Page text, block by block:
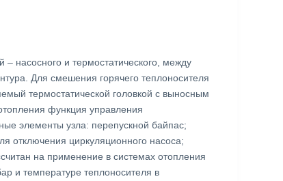
– насосного и термостатического, между
Для смешения горячего теплоносителя
термостатической головкой с выносным
функция управления
элементы узла: перепускной байпас;
отключения циркуляционного насоса;
на применение в системах отопления
и температуре теплоносителя в